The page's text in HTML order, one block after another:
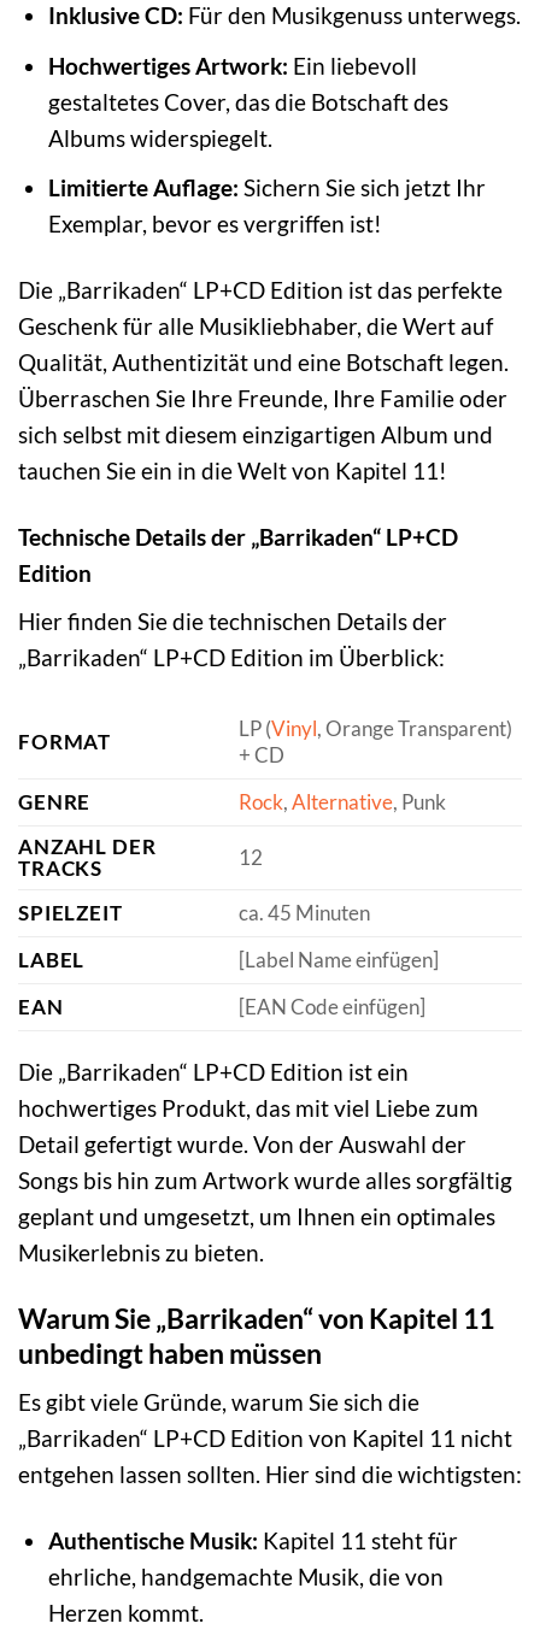
Inklusive CD: Für den Musikgenuss unterwegs.
Hochwertiges Artwork: Ein liebevoll
gestaltetes Cover, das die Botschaft des
Albums widerspiegelt.
Limitierte Auflage: Sichern Sie sich jetzt Ihr
Exemplar, bevor es vergriffen ist!
Die „Barrikaden“ LP+CD Edition ist das perfekte
Geschenk für alle Musikliebhaber, die Wert auf
Qualität, Authentizität und eine Botschaft legen.
Überraschen Sie Ihre Freunde, Ihre Familie oder
sich selbst mit diesem einzigartigen Album und
tauchen Sie ein in die Welt von Kapitel 11!
Technische Details der „Barrikaden“ LP+CD
Edition
Hier finden Sie die technischen Details der
„Barrikaden“ LP+CD Edition im Überblick:
FORMAT
LP (Vinyl, Orange Transparent)
+ CD
GENRE
Rock,Alternative, Punk
ANZAHL DER
TRACKS
12
SPIELZEIT
ca. 45 Minuten
LABEL
[Label Name einfügen]
EAN
[EAN Code einfügen]
Die „Barrikaden“ LP+CD Edition ist ein
hochwertiges Produkt, das mit viel Liebe zum
Detail gefertigt wurde. Von der Auswahl der
Songs bis hin zum Artwork wurde alles sorgfältig
geplant und umgesetzt, um Ihnen ein optimales
Musikerlebnis zu bieten.
Warum Sie „Barrikaden“ von Kapitel 11
unbedingt haben müssen
Es gibt viele Gründe, warum Sie sich die
„Barrikaden“ LP+CD Edition von Kapitel 11 nicht
entgehen lassen sollten. Hier sind die wichtigsten:
Authentische Musik: Kapitel 11 steht für
ehrliche, handgemachte Musik, die von
Herzen kommt.